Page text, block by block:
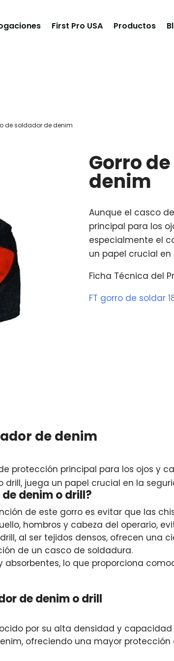
First Pro USA Productos
de soldador de denim
Gorro
denim
Aunque el casco
principal para los
especialmente el
un papel crucial
Ficha Técnica del
FT gorro de soldar
de denim
protección principal para los ojos y
juega un papel crucial en la
denim o drill?
de este gorro es evitar que las
hombros y cabeza del operario,
al ser tejidos densos, ofrecen una
de un casco de soldadura.
absorbentes, lo que proporciona
de denim o drill
por su alta densidad y
ofreciendo una mayor protección